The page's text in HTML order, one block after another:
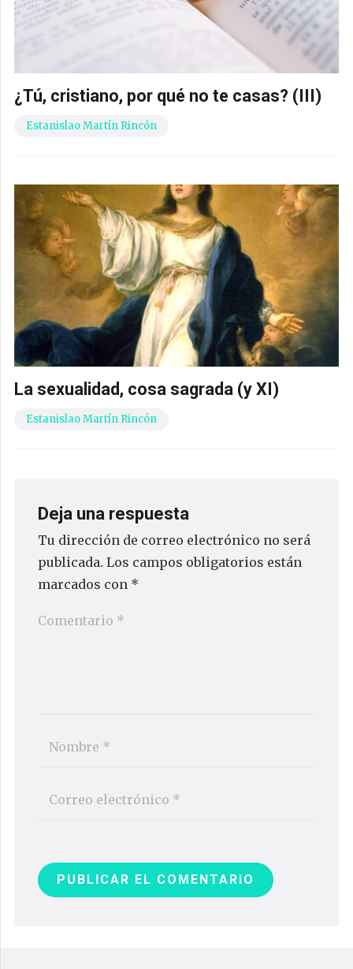
¿Tú, cristiano, por qué no te casas? (III)
Estanislao Martín Rincón
La sexualidad, cosa sagrada (y XI)
Estanislao Martín Rincón
Deja una respuesta
Tu dirección de correo electrónico no será
publicada. Los campos obligatorios están
marcados con *
PUBLICAR EL COMENTARIO